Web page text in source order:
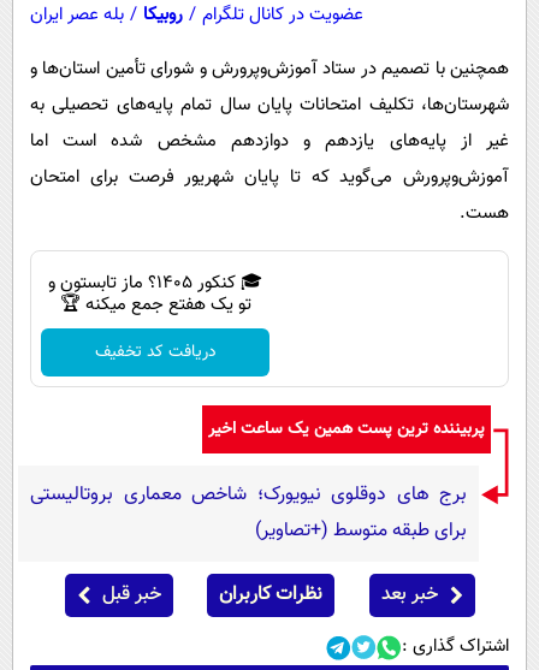
عضویت در کانال تلگرام / روبیکا / بله عصر ایران
همچنین با تصمیم در ستاد آموزش‌وپرورش و شورای تأمین استان‌ها و
شهرستان‌ها، تکلیف امتحانات پایان سال تمام پایه‌های تحصیلی به
غیر از پایه‌های یازدهم و دوازدهم مشخص شده است اما
آموزش‌وپرورش می‌گوید که تا پایان شهریور فرصت برای امتحان
هست.
🎓 کنکور ۱۴۰5؟ ماز تابستون و
تو یک هفتع جمع میکنه 🏆
دریافت کد تخفیف
پربیننده ترین پست همین یک ساعت اخیر
برج های دوقلوی نیویورک؛ شاخص معماری بروتالیستی
برای طبقه متوسط (+تصاویر)
خبر بعد نظرات کاربران خبر قبل
اشتراک گذاری :